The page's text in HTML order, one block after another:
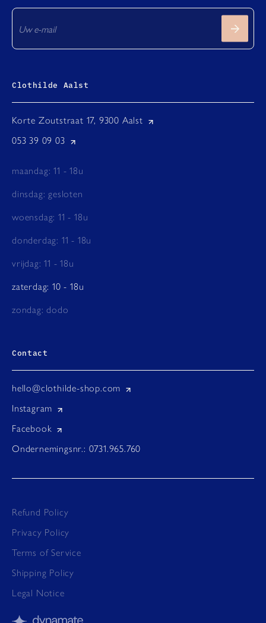
Clothilde Aalst
Korte Zoutstraat 17, 9300 Aalst
053 39 09 03
maandag: 11 - 18u
dinsdag: gesloten
woensdag: 11 - 18u
donderdag: 11 - 18u
vrijdag: 11 - 18u
zaterdag: 10 - 18u
zondag: dodo
Contact
hello@clothilde-shop.com
Instagram
Facebook
Ondernemingsnr.: 0731.965.760
Refund Policy
Privacy Policy
Terms of Service
Shipping Policy
Legal Notice